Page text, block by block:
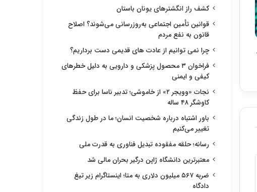
کشف راز انگشترهای یونان باستان
قوانین تأمین اجتماعی به‌روزرسانی می‌شوند؟ اصلاح
قانون به نفع مردم
چرا نمی توانیم از عادت های قدیمی دست برداریم؟
فراخوان ۳ محصول پزشکی و دارویی به دلیل خطرهای
کیفی و ایمنی
نجات «وویجر ۲» از خاموشی؛ تدبیر ناسا برای حفظ
کاوشگر ۴۸ ساله
باور اشتباه درباره شخصیت انسان؛ ما در طول زندگی
تغییر می‌کنیم
رسانه؛ حلقه مفقوده تبدیل فناوری به قدرت ملی
معتبرترین دانشگاه ژاپن درگیر بحران مالی شد
ضربه ۵۶۷ میلیون دلاری به متا؛ اینستاگرام زیر تیغ
دادگاه